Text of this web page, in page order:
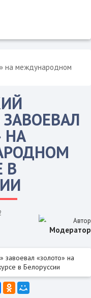
на международном
ЗАВОЕВАЛ
НА
В
Автор
Модератор